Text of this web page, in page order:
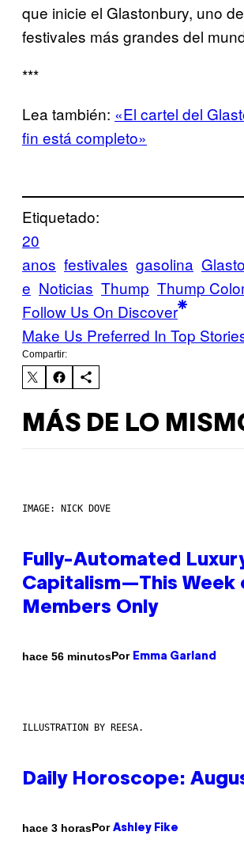
que inicie el Glastonbury, uno
festivales más grandes del
***
Lea también: «El cartel del
fin está completo»
Etiquetado:
20
anos festivales gasolina
e Noticias Thump Thump
Follow Us On Discover
Make Us Preferred In Top
Compartir:
MÁS DE LO
IMAGE: NICK DOVE
Fully-Automated
Capitalism—This Week
Members Only
hace 56 minutosPor Emma Garland
ILLUSTRATION BY REESA.
Daily Horoscope:
hace 3 horasPor Ashley Fike